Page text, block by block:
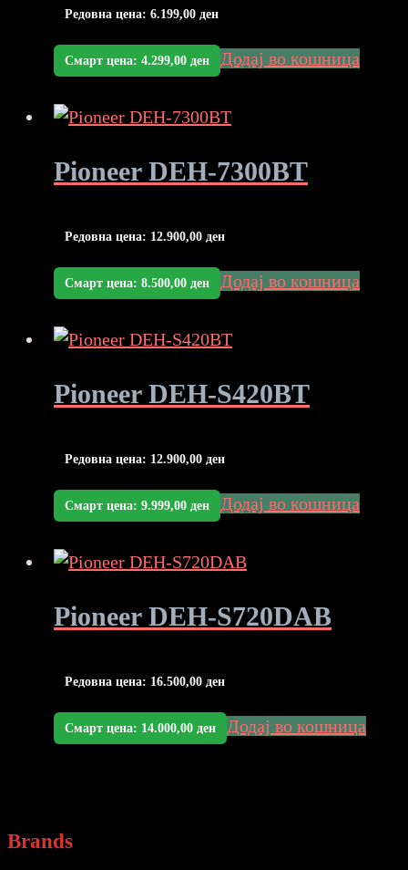
Редовна цена: 6.199,00 ден
Смарт цена: 4.299,00 ден Додај во кошница
Pioneer DEH-7300BT
Редовна цена: 12.900,00 ден
Смарт цена: 8.500,00 ден Додај во кошница
Pioneer DEH-S420BT
Редовна цена: 12.900,00 ден
Смарт цена: 9.999,00 ден Додај во кошница
Pioneer DEH-S720DAB
Редовна цена: 16.500,00 ден
Смарт цена: 14.000,00 ден Додај во кошница
Brands